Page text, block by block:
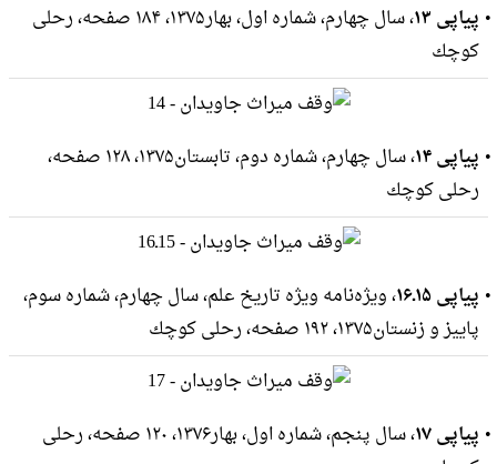
پیاپی ۱۳
، سال چهارم، شماره اول، بهار۱۳۷۵، ۱۸۴ صفحه، رحلى
كوچك
پیاپی ۱۴
، سال چهارم، شماره دوم، تابستان۱۳۷۵، ۱۲۸ صفحه،
رحلى كوچك
پیاپی ۱۵ـ۱۶
، ویژه‌نامه ویژه تاریخ علم، سال چهارم، شماره سوم،
پاییز و زنستان۱۳۷۵، ۱۹۲ صفحه، رحلى كوچك
پیاپی ۱۷
، سال پنجم، شماره اول، بهار۱۳۷۶، ۱۲۰ صفحه، رحلى